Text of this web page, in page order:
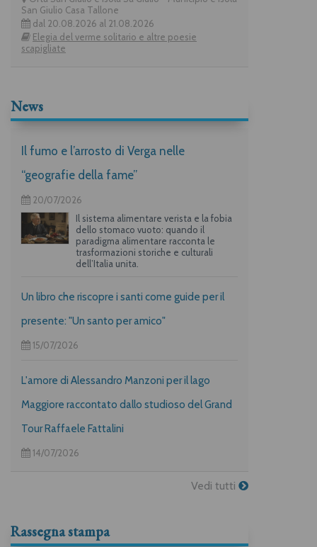
San Giulio Casa Tallone
dal 20.08.2026 al 21.08.2026
Elegia del verme solitario e altre poesie
scapigliate
News
Il fumo e l’arrosto di Verga nelle
“geografie della fame”
20/07/2026
Il sistema alimentare verista e la fobia
dello stomaco vuoto: quando il
paradigma alimentare racconta le
trasformazioni storiche e culturali
dell’Italia unita.
Un libro che riscopre i santi come guide per il
presente: "Un santo per amico"
15/07/2026
L'amore di Alessandro Manzoni per il lago
Maggiore raccontato dallo studioso del Grand
Tour Raffaele Fattalini
14/07/2026
Vedi tutti
Rassegna stampa